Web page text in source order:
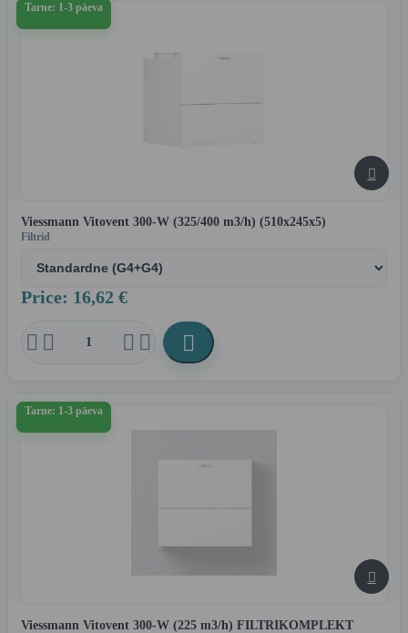
Tarne: 1-3 päeva

Viessmann Vitovent 300-W (325/400 m3/h) (510x245x5)
Filtrid
Price: 16,62 €
    
Tarne: 1-3 päeva

Viessmann Vitovent 300-W (225 m3/h) FILTRIKOMPLEKT